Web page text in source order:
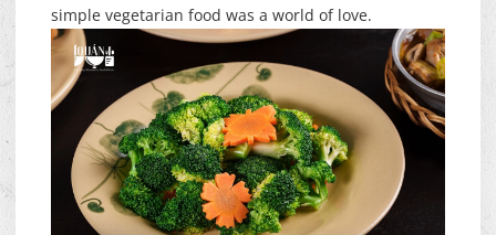
simple vegetarian food was a world of love.